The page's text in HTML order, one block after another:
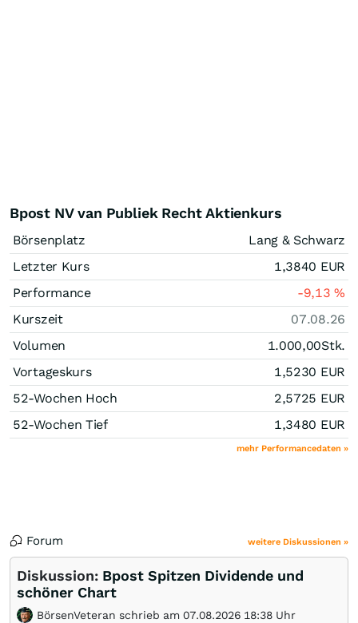
Bpost NV van Publiek Recht Aktienkurs
Börsenplatz
Lang & Schwarz
Letzter Kurs
1,3840 EUR
Performance
-9,13%
Kurszeit
07.08.26
Volumen
1.000,00Stk.
Vortageskurs
1,5230 EUR
52-Wochen Hoch
2,5725 EUR
52-Wochen Tief
1,3480 EUR
mehr Performancedaten »
Forum weitere Diskussionen »
Diskussion: Bpost Spitzen Dividende und
schöner Chart
BörsenVeteran schrieb am 07.08.2026 18:38 Uhr